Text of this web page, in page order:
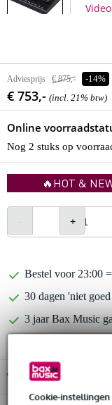
Cookie-instellingen
Video
Adviesprijs € 875,- -14%
€ 753,- (incl. 21% btw)
Online
Nog 2 stuks op
🔥HOT &
Bestel voor 23:00
30 dagen 'niet
3 jaar Bax Music
Gratis ophalen in